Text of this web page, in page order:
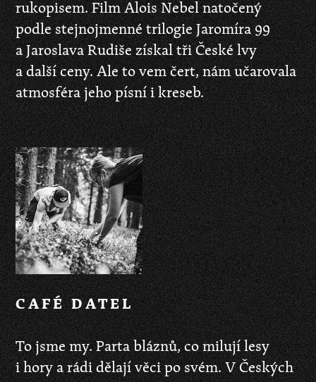
rukopisem. Film Alois Nebel natočený
podle stejnojmenné trilogie Jaromíra 99
a Jaroslava Rudiše získal tři České lvy
a další ceny. Ale to vem čert, nám učarovala
atmosféra jeho písní i kreseb.
CAFÉ DATEL
To jsme my. Parta bláznů, co milují lesy
i hory a rádi dělají věci po svém. V Českých